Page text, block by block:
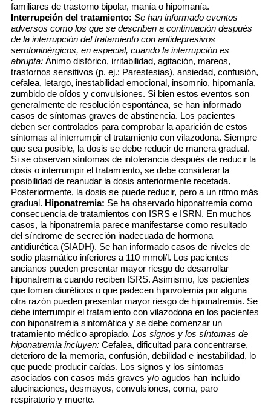
familiares de trastorno bipolar, manía o hipomanía.
Interrupción del tratamiento: Se han informado eventos
adversos como los que se describen a continuación después
de la interrupción del tratamiento con antidepresivos
serotoninérgicos, en especial, cuando la interrupción es
abrupta: Ánimo disfórico, irritabilidad, agitación, mareos,
trastornos sensitivos (p. ej.: Parestesias), ansiedad, confusión,
cefalea, letargo, inestabilidad emocional, insomnio, hipomanía,
zumbido de oídos y convulsiones. Si bien estos eventos son
generalmente de resolución espontánea, se han informado
casos de síntomas graves de abstinencia. Los pacientes
deben ser controlados para comprobar la aparición de estos
síntomas al interrumpir el tratamiento con vilazodona. Siempre
que sea posible, la dosis se debe reducir de manera gradual.
Si se observan síntomas de intolerancia después de reducir la
dosis o interrumpir el tratamiento, se debe considerar la
posibilidad de reanudar la dosis anteriormente recetada.
Posteriormente, la dosis se puede reducir, pero a un ritmo más
gradual. Hiponatremia: Se ha observado hiponatremia como
consecuencia de tratamientos con ISRS e ISRN. En muchos
casos, la hiponatremia parece manifestarse como resultado
del síndrome de secreción inadecuada de hormona
antidiurética (SIADH). Se han informado casos de niveles de
sodio plasmático inferiores a 110 mmol/l. Los pacientes
ancianos pueden presentar mayor riesgo de desarrollar
hiponatremia cuando reciben ISRS. Asimismo, los pacientes
que toman diuréticos o que padecen hipovolemia por alguna
otra razón pueden presentar mayor riesgo de hiponatremia. Se
debe interrumpir el tratamiento con vilazodona en los pacientes
con hiponatremia sintomática y se debe comenzar un
tratamiento médico apropiado. Los signos y los síntomas de
hiponatremia incluyen: Cefalea, dificultad para concentrarse,
deterioro de la memoria, confusión, debilidad e inestabilidad, lo
que puede producir caídas. Los signos y los síntomas
asociados con casos más graves y/o agudos han incluido
alucinaciones, desmayos, convulsiones, coma, paro
respiratorio y muerte.